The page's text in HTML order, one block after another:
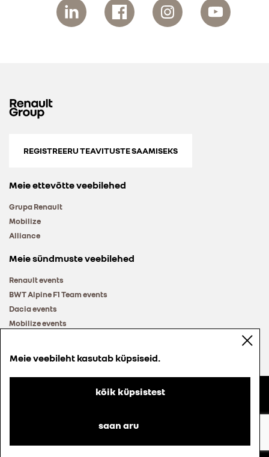
REGISTREERU TEAVITUSTE SAAMISEKS
Meie ettevõtte veebilehed
Grupa Renault
Mobilize
Alliance
Meie sündmuste veebilehed
Renault events
BWT Alpine F1 Team events
Dacia events
Mobilize events
© Groupe Renault 2026
Meie veebileht kasutab küpsiseid.
kõik küpsistest
saan aru